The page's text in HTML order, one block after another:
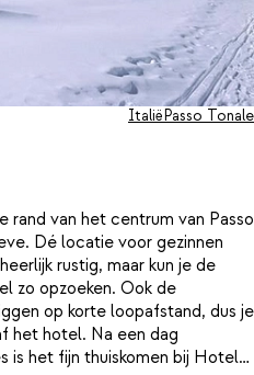
ItaliëPasso Tonale
van het centrum van Passo
Dé locatie voor gezinnen
rustig, maar kun je de
zo opzoeken. Ook de
op korte loopafstand, dus je
het hotel. Na een dag
is het fijn thuiskomen bij Hotel